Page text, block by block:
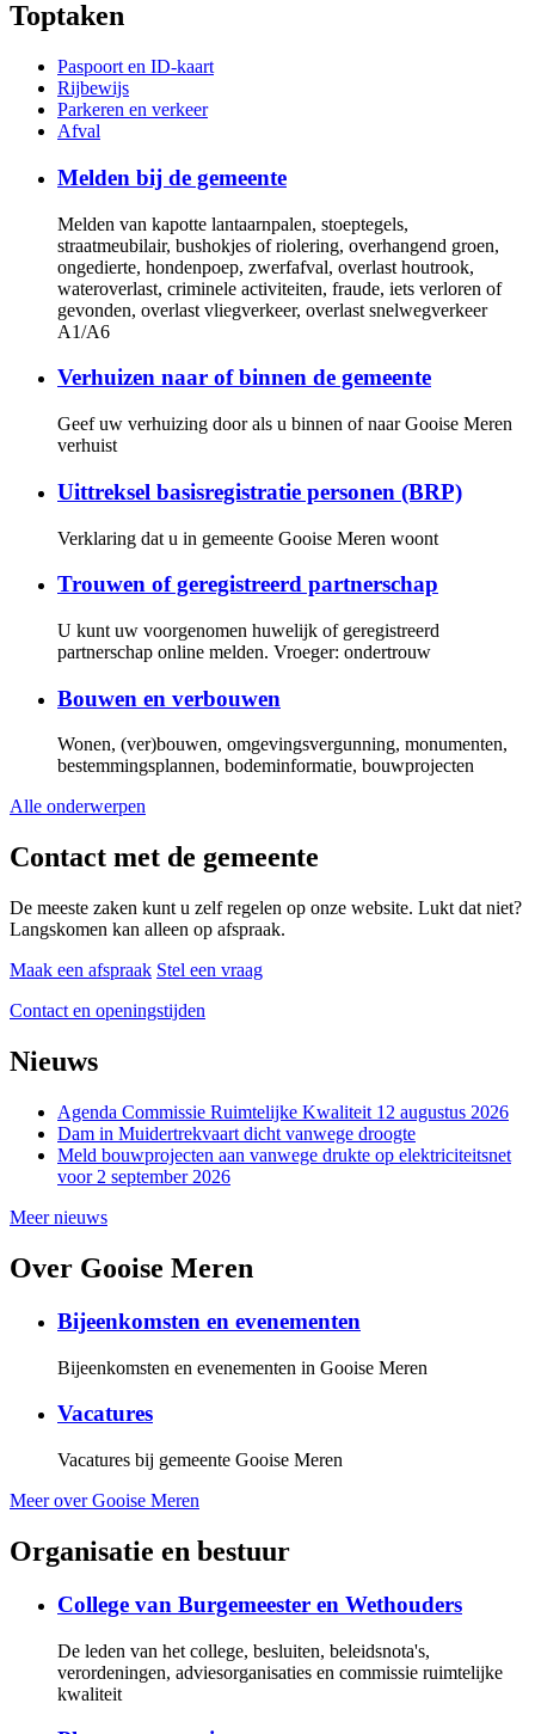
Toptaken
Paspoort en ID-kaart
Rijbewijs
Parkeren en verkeer
Afval
Melden bij de gemeente
Melden van kapotte lantaarnpalen, stoeptegels,
straatmeubilair, bushokjes of riolering, overhangend groen,
ongedierte, hondenpoep, zwerfafval, overlast houtrook,
wateroverlast, criminele activiteiten, fraude, iets verloren of
gevonden, overlast vliegverkeer, overlast snelwegverkeer
A1/A6
Verhuizen naar of binnen de gemeente
Geef uw verhuizing door als u binnen of naar Gooise Meren
verhuist
Uittreksel basisregistratie personen (BRP)
Verklaring dat u in gemeente Gooise Meren woont
Trouwen of geregistreerd partnerschap
U kunt uw voorgenomen huwelijk of geregistreerd
partnerschap online melden. Vroeger: ondertrouw
Bouwen en verbouwen
Wonen, (ver)bouwen, omgevingsvergunning, monumenten,
bestemmingsplannen, bodeminformatie, bouwprojecten
Alle onderwerpen
Contact met de gemeente
De meeste zaken kunt u zelf regelen op onze website. Lukt dat niet?
Langskomen kan alleen op afspraak.
Maak een afspraak Stel een vraag
Contact en openingstijden
Nieuws
Agenda Commissie Ruimtelijke Kwaliteit 12 augustus 2026
Dam in Muidertrekvaart dicht vanwege droogte
Meld bouwprojecten aan vanwege drukte op elektriciteitsnet
voor 2 september 2026
Meer nieuws
Over Gooise Meren
Bijeenkomsten en evenementen
Bijeenkomsten en evenementen in Gooise Meren
Vacatures
Vacatures bij gemeente Gooise Meren
Meer over Gooise Meren
Organisatie en bestuur
College van Burgemeester en Wethouders
De leden van het college, besluiten, beleidsnota's,
verordeningen, adviesorganisaties en commissie ruimtelijke
kwaliteit